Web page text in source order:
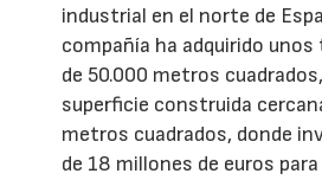
industrial en el norte de
compañía ha adquirido
de 50.000 metros
superficie construida
metros cuadrados, donde
de 18 millones de euros